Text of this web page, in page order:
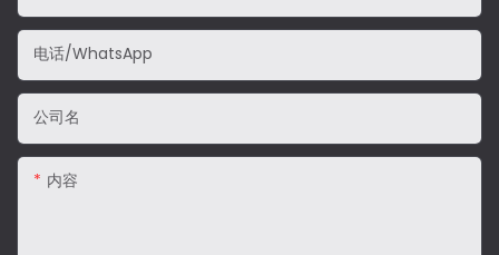
电话/WhatsApp
公司名
内容